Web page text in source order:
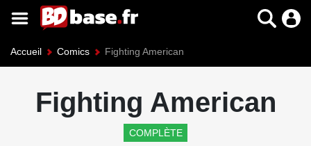
Accueil Comics Fighting American
Fighting American
COMPLÈTE